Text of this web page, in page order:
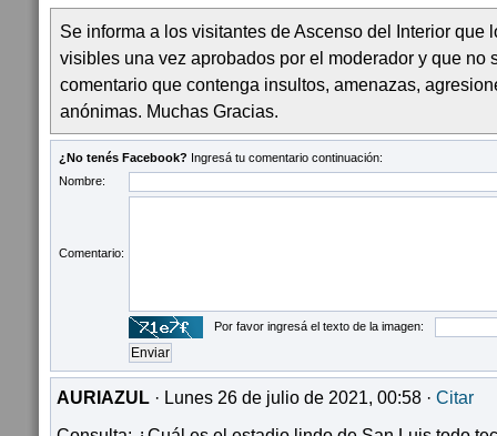
Se informa a los visitantes de Ascenso del Interior que
visibles una vez aprobados por el moderador y que no
comentario que contenga insultos, amenazas,
anónimas. Muchas Gracias.
¿No tenés Facebook? Ingresá tu comentario continuación:
Nombre:
Comentario:
Por favor ingresá el texto de la imagen:
AURIAZUL · Lunes 26 de julio de 2021, 00:58 · Citar